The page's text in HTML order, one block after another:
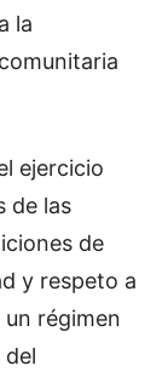
la
ejercicio
de las
de
y respeto a
régimen